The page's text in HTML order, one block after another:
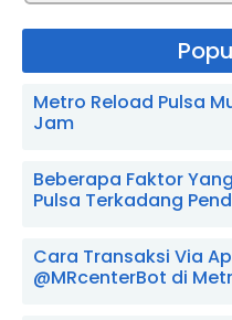
Metro Reload Pulsa
Jam
Beberapa Faktor
Pulsa Terkadang
Cara Transaksi Via
@MRcenterBot di